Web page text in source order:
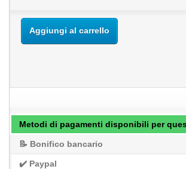
Aggiungi al carrello
Metodi di pagamenti disponibili per
📝 Bonifico bancario
✔️ Paypal